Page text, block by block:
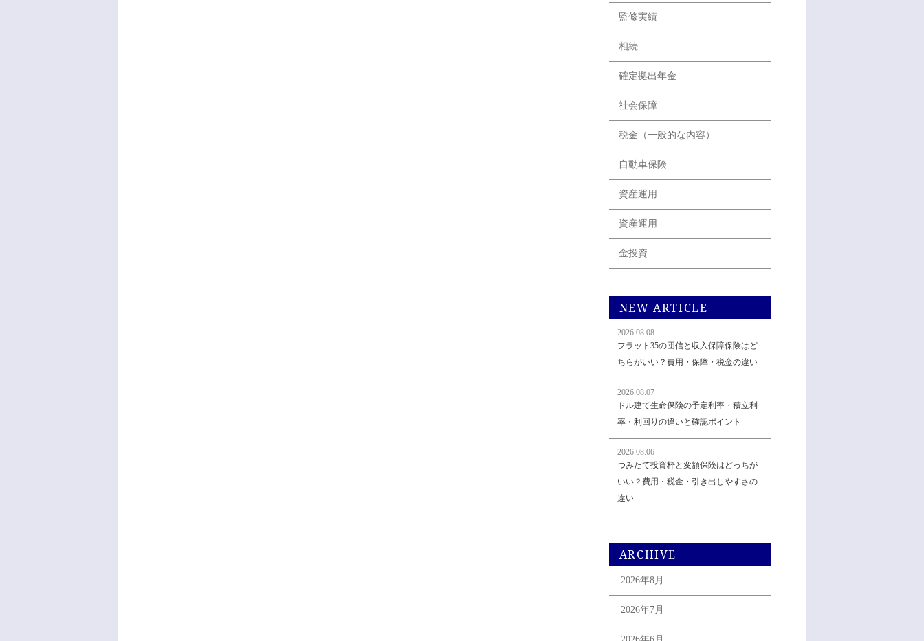
監修実績
相続
確定拠出年金
社会保障
税金（一般的な内容）
自動車保険
資産運用
資産運用
金投資
NEW ARTICLE
2026.08.08
フラット35の団信と収入保障保険はど
ちらがいい？費用・保障・税金の違い
2026.08.07
ドル建て生命保険の予定利率・積立利
率・利回りの違いと確認ポイント
2026.08.06
つみたて投資枠と変額保険はどっちが
いい？費用・税金・引き出しやすさの
違い
ARCHIVE
2026年8月
2026年7月